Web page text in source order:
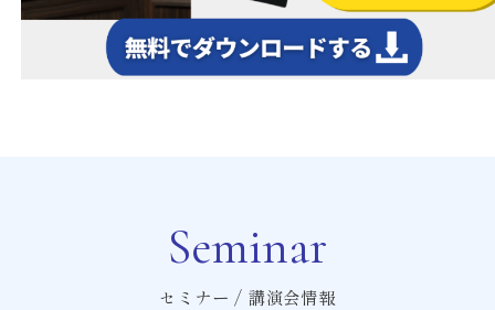
Seminar
セミナー / 講演会情報